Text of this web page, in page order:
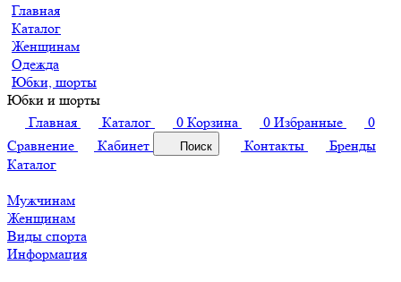
Главная
Каталог
Женщинам
Одежда
Юбки, шорты
Юбки и шорты
Главная
Каталог 0 Корзина 0 Избранные
0
Сравнение
Кабинет Поиск Контакты
Бренды
Каталог
Мужчинам
Женщинам
Виды спорта
Информация